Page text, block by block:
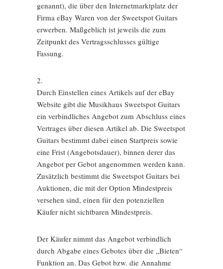
genannt), die über den Internetmarktplatz der
Firma eBay Waren von der Sweetspot Guitars
erwerben. Maßgeblich ist jeweils die zum
Zeitpunkt des Vertragsschlusses gültige
Fassung.
2.
Durch Einstellen eines Artikels auf der eBay
Website gibt die Musikhaus Sweetspot Guitars
ein verbindliches Angebot zum Abschluss eines
Vertrages über diesen Artikel ab. Die Sweetspot
Guitars bestimmt dabei einen Startpreis sowie
eine Frist (Angebotsdauer), binnen derer das
Angebot per Gebot angenommen werden kann.
Zusätzlich bestimmt die Sweetspot Guitars bei
Auktionen, die mit der Option Mindestpreis
versehen sind, einen für den potenziellen
Käufer nicht sichtbaren Mindestpreis.
Der Käufer nimmt das Angebot verbindlich
durch Abgabe eines Gebotes über die „Bieten“
Funktion an. Das Gebot bzw. die Annahme